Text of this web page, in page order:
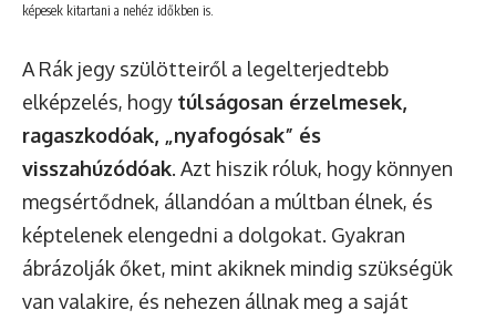
képesek kitartani a nehéz időkben is.
A Rák jegy szülötteiről a legelterjedtebb
elképzelés, hogy túlságosan érzelmesek,
ragaszkodóak, „nyafogósak” és
visszahúzódóak. Azt hiszik róluk, hogy könnyen
megsértődnek, állandóan a múltban élnek, és
képtelenek elengedni a dolgokat. Gyakran
ábrázolják őket, mint akiknek mindig szükségük
van valakire, és nehezen állnak meg a saját